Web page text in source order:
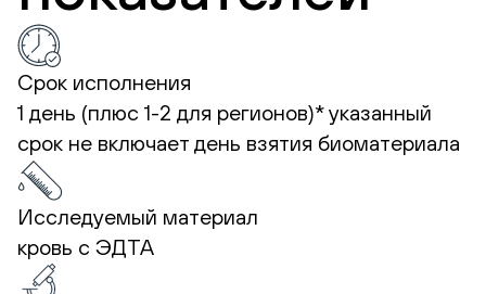
Срок исполнения
1 день (плюс 1-2 для регионов)*указанный
срок не включает день взятия биоматериала
Исследуемый материал
кровь с ЭДТА